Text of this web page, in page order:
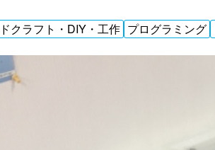
クラフト・DIY・工作 プログラミング